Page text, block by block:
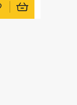
στα αγαπημένα